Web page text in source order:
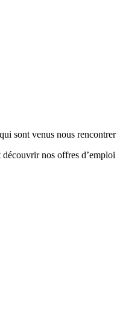
sont venus nous rencontrer
découvrir nos offres d’emploi